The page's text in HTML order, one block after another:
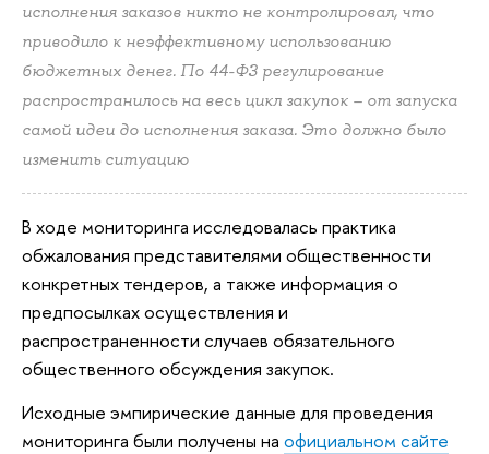
исполнения заказов никто не контролировал, что
приводило к неэффективному использованию
бюджетных денег. По 44-ФЗ регулирование
распространилось на весь цикл закупок – от запуска
самой идеи до исполнения заказа. Это должно было
изменить ситуацию
В ходе мониторинга исследовалась практика
обжалования представителями общественности
конкретных тендеров, а также информация о
предпосылках осуществления и
распространенности случаев обязательного
общественного обсуждения закупок.
Исходные эмпирические данные для проведения
мониторинга были получены на официальном сайте